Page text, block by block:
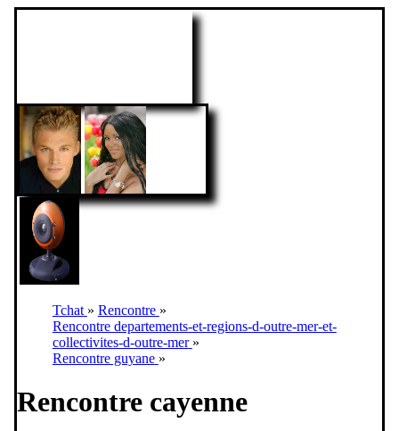
Tchat » Rencontre »
Rencontre departements-et-regions-d-outre-mer-et-
collectivites-d-outre-mer »
Rencontre guyane »
Rencontre cayenne